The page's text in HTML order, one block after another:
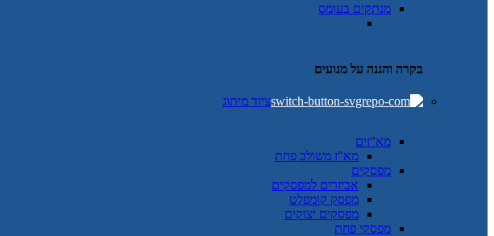
מנתקים בעומס
בקרה והגנה על מנועים
ציוד מיתוג
מא"זים
מא"ז משולב פחת
מפסקים
אביזרים למפסקים
מפסק קומפלט
מפסקים יצוקים
מפסקי פחת